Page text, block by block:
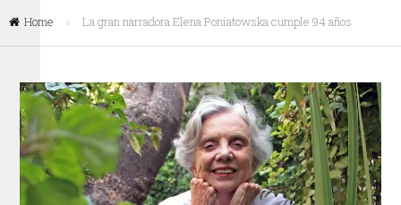
Home » La gran narradora Elena Poniatowska cumple 94 años